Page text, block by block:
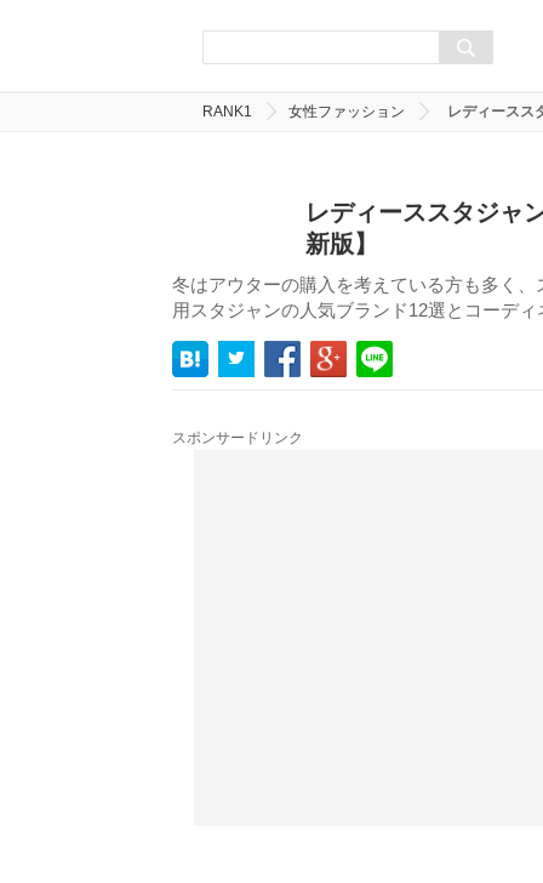
RANK1 女性ファッション レディースス
レディーススタジャ
新版】
冬はアウターの購入を考えている方も多く
用スタジャンの人気ブランド12選とコーデ
スポンサードリンク